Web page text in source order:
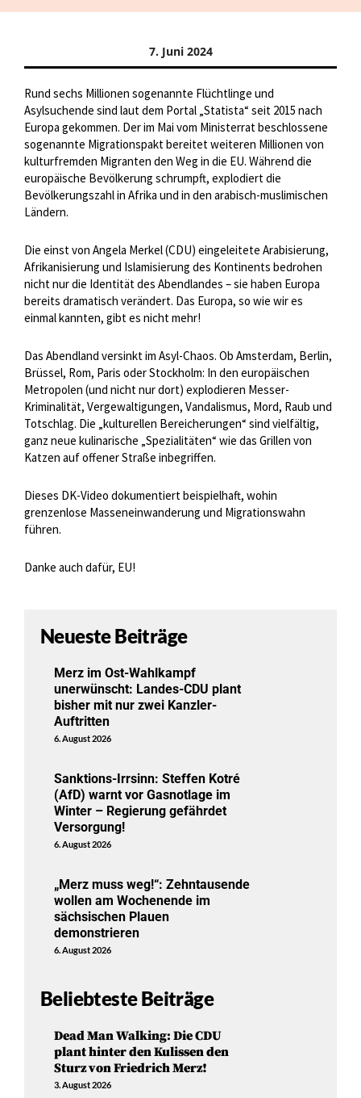
7. Juni 2024
Rund sechs Millionen sogenannte Flüchtlinge und
Asylsuchende sind laut dem Portal „Statista“ seit 2015 nach
Europa gekommen. Der im Mai vom Ministerrat beschlossene
sogenannte Migrationspakt bereitet weiteren Millionen von
kulturfremden Migranten den Weg in die EU. Während die
europäische Bevölkerung schrumpft, explodiert die
Bevölkerungszahl in Afrika und in den arabisch-muslimischen
Ländern.
Die einst von Angela Merkel (CDU) eingeleitete Arabisierung,
Afrikanisierung und Islamisierung des Kontinents bedrohen
nicht nur die Identität des Abendlandes – sie haben Europa
bereits dramatisch verändert. Das Europa, so wie wir es
einmal kannten, gibt es nicht mehr!
Das Abendland versinkt im Asyl-Chaos. Ob Amsterdam, Berlin,
Brüssel, Rom, Paris oder Stockholm: In den europäischen
Metropolen (und nicht nur dort) explodieren Messer-
Kriminalität, Vergewaltigungen, Vandalismus, Mord, Raub und
Totschlag. Die „kulturellen Bereicherungen“ sind vielfältig,
ganz neue kulinarische „Spezialitäten“ wie das Grillen von
Katzen auf offener Straße inbegriffen.
Dieses DK-Video dokumentiert beispielhaft, wohin
grenzenlose Masseneinwanderung und Migrationswahn
führen.
Danke auch dafür, EU!
Neueste Beiträge
Merz im Ost-Wahlkampf
unerwünscht: Landes-CDU plant
bisher mit nur zwei Kanzler-
Auftritten
6. August 2026
Sanktions-Irrsinn: Steffen Kotré
(AfD) warnt vor Gasnotlage im
Winter – Regierung gefährdet
Versorgung!
6. August 2026
„Merz muss weg!“: Zehntausende
wollen am Wochenende im
sächsischen Plauen
demonstrieren
6. August 2026
Beliebteste Beiträge
Dead Man Walking: Die CDU
plant hinter den Kulissen den
Sturz von Friedrich Merz!
3. August 2026